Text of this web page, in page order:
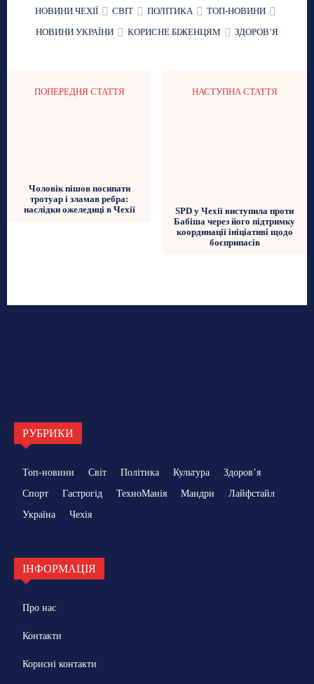
НОВИНИ ЧЕХІЇ СВІТ ПОЛІТИКА
ТОП-НОВИНИ
НОВИНИ УКРАЇНИ
КОРИСНЕ БІЖЕНЦЯМ ЗДОРОВʼЯ
ПОПЕРЕДНЯ СТАТТЯ
Чоловік пішов посипати
тротуар і зламав ребра:
наслідки ожеледиці в Чехії
НАСТУПНА СТАТТЯ
SPD у Чехії виступила проти
Бабіша через його підтримку
координації ініціативі щодо
боєприпасів
РУБРИКИ
Топ-новини Світ Політика Культура
Здоровʼя
Спорт
Гастрогід ТехноМанія Мандри
Лайфстайл
Україна
Чехія
ІНФОРМАЦІЯ
Про нас
Контакти
Корисні контакти